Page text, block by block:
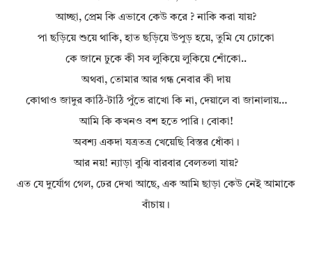
আচ্ছা, প্রেম কি এভাবে কেউ করে ? নাকি করা যায়?
পা ছড়িয়ে শুয়ে থাকি, হাত ছড়িয়ে উপুড় হয়ে, তুমি যে ঢােকো
কে জানে ঢুকে কী সব লুকিয়ে লুকিয়ে শোঁকো..
অথবা, তােমার আর গন্ধ নেবার কী দায়
কোথাও জাদুর কাঠি-টাঠি পুঁতে রাখাে কি না, দেয়ালে বা জানালায়…
আমি কি কখনও বশ হতে পারি। বােকা!
অবশ্য একদা যত্রতত্র খেয়েছি বিস্তর ধোঁকা।
আর নয়! ন্যাড়া বুঝি বারবার বেলতলা যায়?
এত যে দুর্যোগ গেল, ঢের দেখা আছে, এক আমি ছাড়া কেউ নেই আমাকে
বাঁচায়।